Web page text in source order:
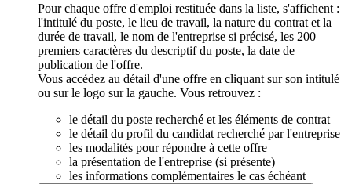
Pour chaque offre d'emploi restituée dans la liste, s'affichent :
l'intitulé du poste, le lieu de travail, la nature du contrat et la
durée de travail, le nom de l'entreprise si précisé, les 200
premiers caractères du descriptif du poste, la date de
publication de l'offre.
Vous accédez au détail d'une offre en cliquant sur son intitulé
ou sur le logo sur la gauche. Vous retrouvez :
le détail du poste recherché et les éléments de contrat
le détail du profil du candidat recherché par l'entreprise
les modalités pour répondre à cette offre
la présentation de l'entreprise (si présente)
les informations complémentaires le cas échéant